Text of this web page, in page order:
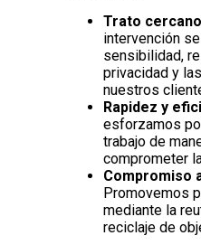
Trato
intervención
sensibilidad,
privacidad y
nuestros
Rapidez y
esforzamos
trabajo de
comprometer
Compromiso
Promovemos
mediante la
reciclaje de